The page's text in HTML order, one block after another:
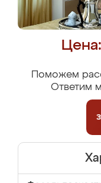
Поможем
Ответим